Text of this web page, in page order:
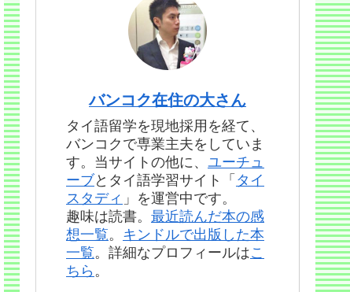
バンコク在住の大さん
タイ語留学を現地採用を経て、
バンコクで専業主夫をしていま
す。当サイトの他に、 ユーチュ
ーブ とタイ語学習サイト「 タイ
スタディ 」を運営中です。
趣味は読書。 最近読んだ本の感
想一覧。 キンドルで出版した本
一覧。詳細なプロフィールはこ
ちら 。